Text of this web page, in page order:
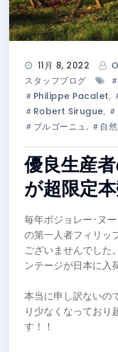
11月 8, 2022
スタッフブログ
＃Philippe Pacalet,
＃Robert Sirugue,
＃ブルゴーニュ, ＃自
優良生産
が超限定
毎年ボジョレー･ヌ
の第一人者フィリッ
ございませんでした
ンテージが日本に入
本当に申し訳ないの
り少なくなっており
す！！